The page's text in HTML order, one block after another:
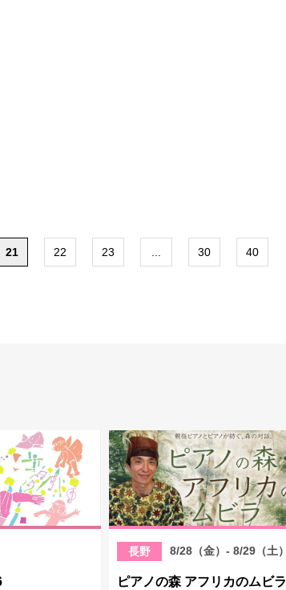
21 22 23 30 40
長野 8/28（金）- 8/29（土）
ピアノの森 アフリカのムビラ